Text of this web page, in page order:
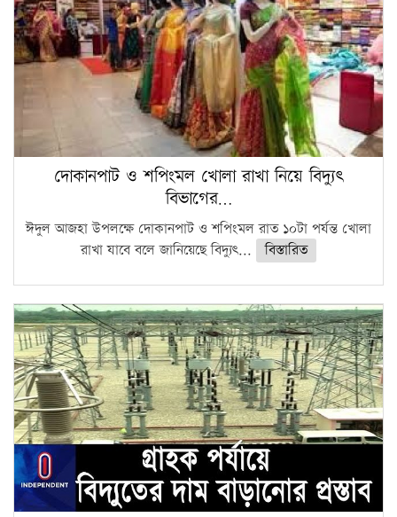
দোকানপাট ও শপিংমল খোলা রাখা নিয়ে বিদ্যুৎ
বিভাগের…
ঈদুল আজহা উপলক্ষে দোকানপাট ও শপিংমল রাত ১০টা পর্যন্ত খোলা
রাখা যাবে বলে জানিয়েছে বিদ্যুৎ...
বিস্তারিত